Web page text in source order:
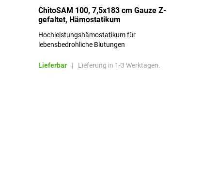
ChitoSAM 100, 7,5x183 cm Gauze Z-
gefaltet, Hämostatikum
Hochleistungshämostatikum für
lebensbedrohliche Blutungen
Lieferbar | Lieferung in 1-3 Werktagen.